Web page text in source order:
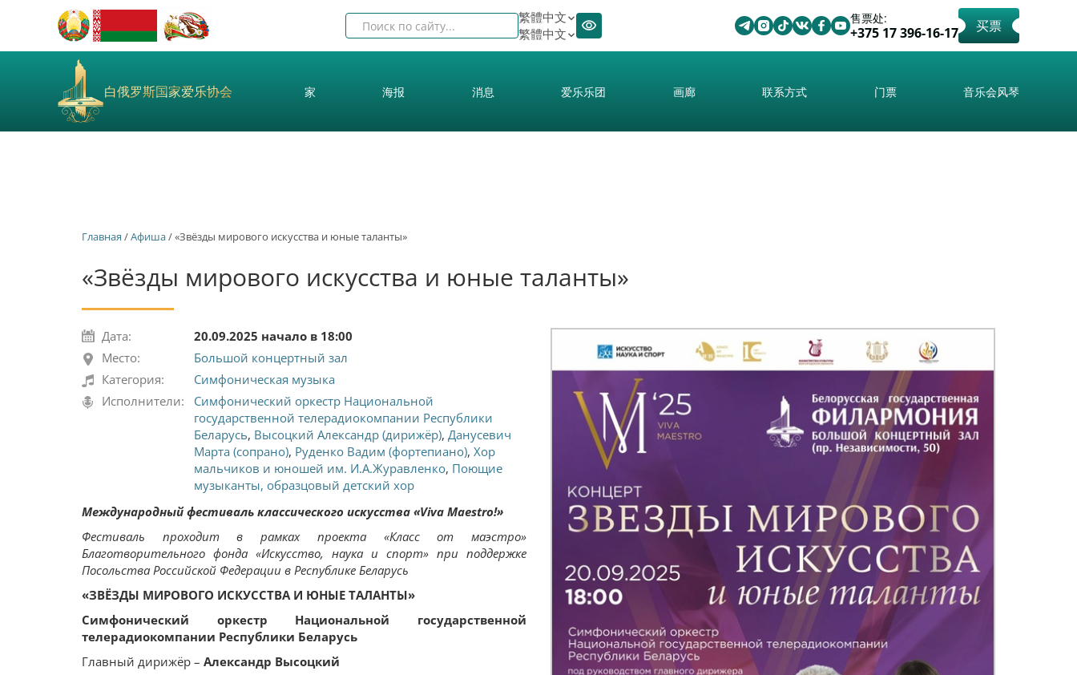
售票处:
+375 17 396-16-17 买票
繁體中文
繁體中文
白俄罗斯国家爱乐协会 家 海报 消息 爱乐乐团 画廊 联系方式 门票 音乐会风琴
Главная /Афиша/ «Звёзды мирового искусства и юные таланты»
«Звёзды мирового искусства и юные таланты»
Дата:
20.09.2025 начало в 18:00
Место:
Большой концертный зал
Категория:
Симфоническая музыка
Исполнители:
Симфонический оркестр Национальной
государственной телерадиокомпании Республики
Беларусь, Высоцкий Александр (дирижёр), Данусевич
Марта (сопрано), Руденко Вадим (фортепиано), Хор
мальчиков и юношей им. И.А.Журавленко, Поющие
музыканты, образцовый детский хор
Международный фестиваль классического искусства «Viva Maestro!»
Фестиваль проходит в рамках проекта «Класс от маэстро»
Благотворительного фонда «Искусство, наука и спорт» при поддержке
Посольства Российской Федерации в Республике Беларусь
«ЗВЁЗДЫ МИРОВОГО ИСКУССТВА И ЮНЫЕ ТАЛАНТЫ»
Симфонический оркестр Национальной государственной
телерадиокомпании Республики Беларусь
Главный дирижёр – Александр Высоцкий